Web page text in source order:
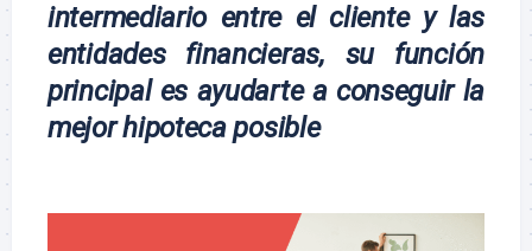
intermediario entre el cliente y las
entidades financieras, su función
principal es ayudarte a conseguir la
mejor hipoteca posible